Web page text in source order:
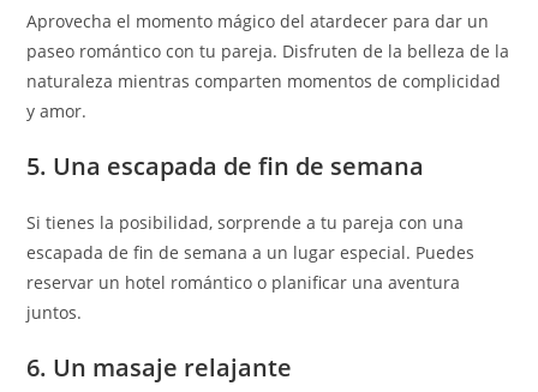
Aprovecha el momento mágico del atardecer para dar un
paseo romántico con tu pareja. Disfruten de la belleza de la
naturaleza mientras comparten momentos de complicidad
y amor.
5. Una escapada de fin de semana
Si tienes la posibilidad, sorprende a tu pareja con una
escapada de fin de semana a un lugar especial. Puedes
reservar un hotel romántico o planificar una aventura
juntos.
6. Un masaje relajante